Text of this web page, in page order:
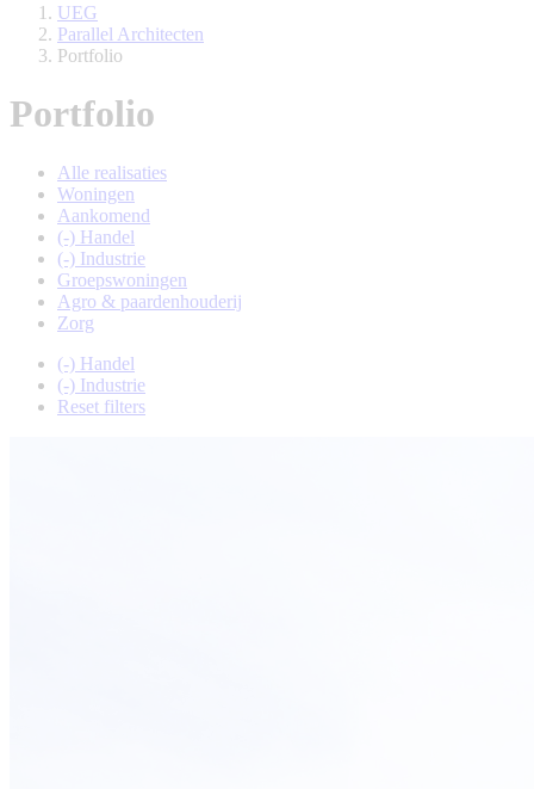
UEG
Parallel Architecten
Portfolio
Portfolio
Alle realisaties
Woningen
Aankomend
(-) Handel
(-) Industrie
Groepswoningen
Agro & paardenhouderij
Zorg
(-) Handel
(-) Industrie
Reset filters